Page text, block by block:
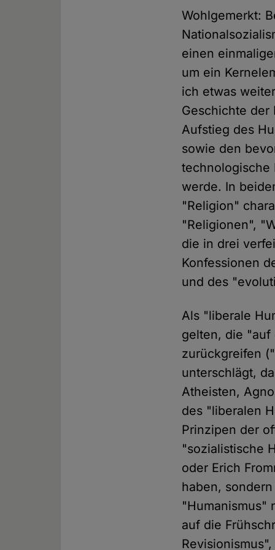
Wohlgemerkt:
einen
um ein
ich etwas
Geschichte der
Aufstieg des
sowie den
technologische
werde. In
"Religion"
"Religionen",
die in drei
Konfessionen
und des
Als "liberale
gelten, die "auf
zurückgreifen
unterschlägt,
Atheisten,
des "liberalen
Prinzipen der
"sozialistische
oder Erich
haben,
"Humanismus"
auf die